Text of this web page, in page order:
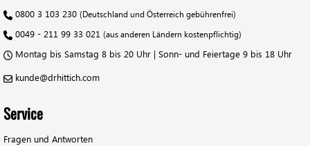
0800 3 103 230(Deutschland und Österreich gebührenfrei)
0049 - 211 99 33 021(aus anderen Ländern kostenpflichtig)
Montag bis Samstag 8 bis 20 Uhr | Sonn- und Feiertage 9 bis 18 Uhr
kunde@drhittich.com
Service
Fragen und Antworten